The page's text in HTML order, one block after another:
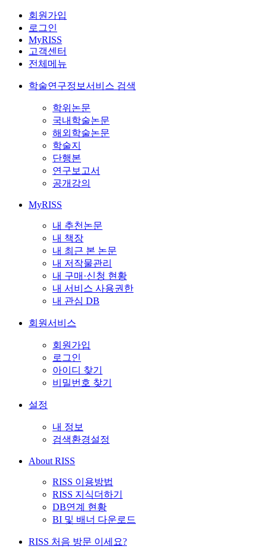
회원가입
로그인
MyRISS
고객센터
전체메뉴
학술연구정보서비스 검색
학위논문
국내학술논문
해외학술논문
학술지
단행본
연구보고서
공개강의
MyRISS
내 추천논문
내 책장
내 최근 본 논문
내 저작물관리
내 구매·신청 현황
내 서비스 사용권한
내 관심 DB
회원서비스
회원가입
로그인
아이디 찾기
비밀번호 찾기
설정
내 정보
검색환경설정
About RISS
RISS 이용방법
RISS 지식더하기
DB연계 현황
BI 및 배너 다운로드
RISS 처음 방문 이세요?